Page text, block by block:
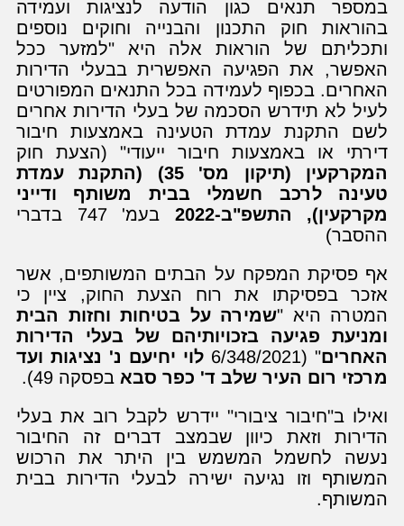
במספר תנאים כגון הודעה לנציגות ועמידה
בהוראות חוק התכנון והבנייה וחוקים נוספים
ותכליתם של הוראות אלה היא "למזער ככל
האפשר, את הפגיעה האפשרית בבעלי הדירות
האחרים. בכפוף לעמידה בכל התנאים המפורטים
לעיל לא תידרש הסכמה של בעלי הדירות אחרים
לשם התקנת עמדת הטעינה באמצעות חיבור
דירתי או באמצעות חיבור ייעודי" (הצעת חוק
המקרקעין (תיקון מס' 35) (התקנת עמדת
טעינה לרכב חשמלי בבית משותף ודייני
מקרקעין), התשפ"ב-2022
בעמ' 747 בדברי
ההסבר)
אף פסיקת המפקח על הבתים המשותפים, אשר
אזכר בפסיקתו את רוח הצעת החוק, ציין כי
המטרה היא "שמירה על בטיחות וחזות הבית
ומניעת פגיעה בזכויותיהם של בעלי הדירות
האחרים" (6/348/2021
לוי יחיעם נ' נציגות ועד
מרכזי רום העיר שלב ד' כפר סבא בפסקה 49).
ואילו ב"חיבור ציבורי" יידרש לקבל רוב את בעלי
הדירות וזאת כיוון שבמצב דברים זה החיבור
נעשה לחשמל המשמש בין היתר את הרכוש
המשותף וזו נגיעה ישירה לבעלי הדירות בבית
המשותף.